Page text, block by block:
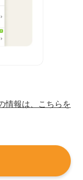
情報は、こちらを